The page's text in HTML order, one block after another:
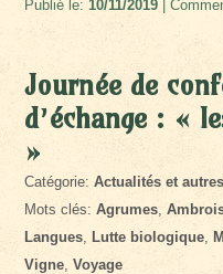
Publié le:10/11/2019 |
Journée de
d’échange : «
»
Catégorie:Actualités et
Mots clés:Agrumes,
Langues, Lutte biologique,
Vigne,Voyage